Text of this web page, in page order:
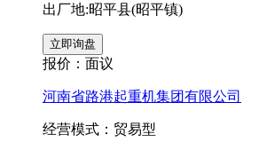
出厂地:昭平县(昭平镇)
报价： 面议
河南省路港起重机集团有限公司
经营模式：贸易型